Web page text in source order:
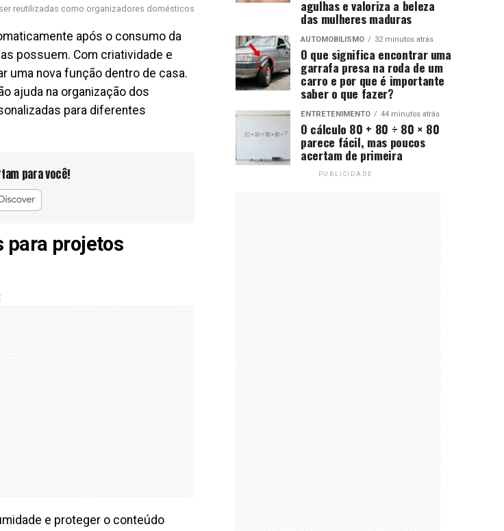
reutilizadas como organizadores domésticos
após o consumo da
possuem. Com criatividade e
uma nova função dentro de casa.
ajuda na organização dos
para diferentes
para você!
para projetos
e proteger o conteúdo
agulhas e valoriza a beleza
das mulheres maduras
AUTOMOBILISMO 32 minutos atrás
O que significa encontrar uma
garrafa presa na roda de um
carro e por que é importante
saber o que fazer?
ENTRETENIMENTO 44 minutos atrás
O cálculo 80 + 80 ÷ 80 × 80
parece fácil, mas poucos
acertam de primeira
PUBLICIDADE